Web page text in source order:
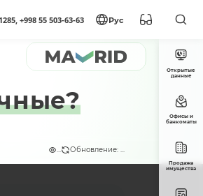
1285, +998 55 503-63-63 Рус
... Обновление: ...
Открытые
данные
Офисы и
банкоматы
Продажа
имущества